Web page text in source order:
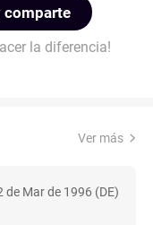
comparte
la diferencia!
Ver más
de Mar de 1996 (DE)